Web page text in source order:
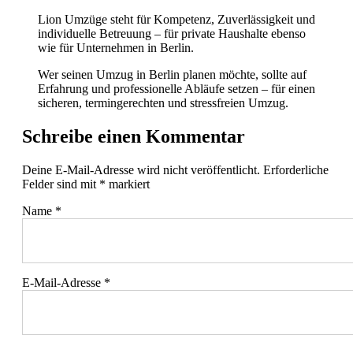
Lion Umzüge steht für Kompetenz, Zuverlässigkeit und
individuelle Betreuung – für private Haushalte ebenso
wie für Unternehmen in Berlin.
Wer seinen Umzug in Berlin planen möchte, sollte auf
Erfahrung und professionelle Abläufe setzen – für einen
sicheren, termingerechten und stressfreien Umzug.
Schreibe einen Kommentar
Deine E-Mail-Adresse wird nicht veröffentlicht. Erforderliche
Felder sind mit * markiert
Name *
E-Mail-Adresse *